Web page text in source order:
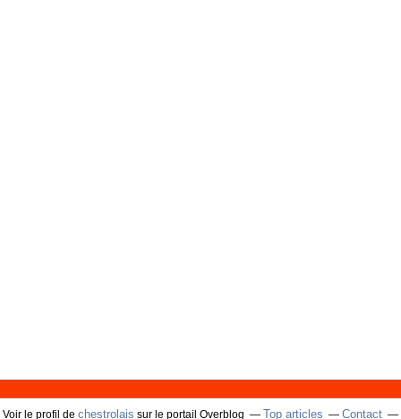
Voir le profil de chestrolais sur le portail Overblog Top articles Contact